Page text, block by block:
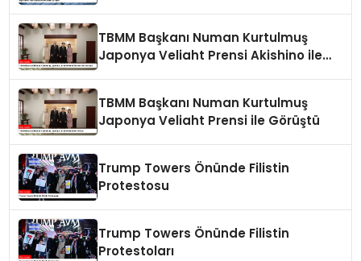
TBMM Başkanı Numan Kurtulmuş
Japonya Veliaht Prensi Akishino ile
TBMM Başkanı Numan Kurtulmuş
Japonya Veliaht Prensi ile Görüştü
Trump Towers Önünde Filistin
Protestosu
Trump Towers Önünde Filistin
Protestoları